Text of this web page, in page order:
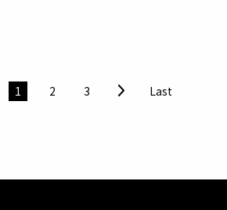
法的報告去跟廠商提案，「請問張凱
條誣告
罪板上釘釘，真的是天作孽有
1 2 3 Last